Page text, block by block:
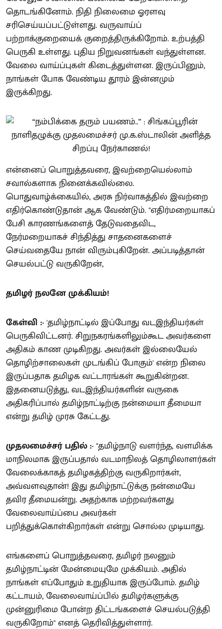
தொடங்கினோம். நிதி நிலைமை ஓரளவு
சரிசெய்யப்பட்டுள்ளது. வருவாய்ப்
பற்றாக்குறையைக் குறைத்திருக்கிறோம். உற்பத்தி
பெருகி உள்ளது. புதிய நிறுவனங்கள் வந்துள்ளன.
வேலை வாய்ப்புகள் கிடைத்துள்ளன. இருப்பினும்,
நாங்கள் போக வேண்டிய தூரம் இன்னமும்
இருக்கிறது.
என்னைப் பொறுத்தவரை, இவற்றையெல்லாம்
சவால்களாக நினைக்கவில்லை.
பொதுவாழ்க்கையில், அரசு நிர்வாகத்தில் இவற்றை
எதிர்கொண்டுதான் ஆக வேண்டும். "எதிர்மறையாகப்
பேசி காரணங்களைத் தேடுவதைவிட,
நேர்மறையாகச் சிந்தித்து சாதனைகளைச்
செய்வதையே நான் விரும்புகிறேன். அப்படித்தான்
செயல்பட்டு வருகிறேன்,
தமிழர் நலனே முக்கியம்!
கேள்வி :-'தமிழ்நாட்டில் இப்போது வடஇந்தியர்கள்
பெருகிவிட்டனர். சிறுநகரங்களிலும்கூட அவர்களை
அதிகம் காண முடிகிறது. அவர்கள் இல்லையேல்
தொழிற்சாலைகள் முடங்கிப் போகும்' என்ற நிலை
இருப்பதாக தமிழக வட்டாரங்கள் கூறுகின்றன.
இதனையடுத்து, வடஇந்தியர்களின் வருகை
அதிகரிப்பால் தமிழ்நாட்டிற்கு நன்மையா தீமையா
என்று தமிழ் முரசு கேட்டது.
முதலமைச்சர் பதில் :-"தமிழ்நாடு வளர்ந்த, வளமிக்க
மாநிலமாக இருப்பதால் வடமாநிலத் தொழிலாளர்கள்
வேலைக்காகத் தமிழகத்திற்கு வருகிறார்கள்,
அவ்வளவுதான்! இது தமிழ்நாட்டுக்கு நன்மையே
தவிர தீமையன்று. அதற்காக மற்றவர்களது
வேலைவாய்ப்பை அவர்கள்
பறித்துக்கொள்கிறார்கள் என்று சொல்ல முடியாது.
எங்களைப் பொறுத்தவரை, தமிழர் நலனும்
தமிழ்நாட்டின் மேன்மையுமே முக்கியம். அதில்
நாங்கள் எப்போதும் உறுதியாக இருப்போம். தமிழ்
கட்டாயம், வேலைவாய்ப்பில் தமிழர்களுக்கு
முன்னுரிமை போன்ற திட்டங்களைச் செயல்படுத்தி
வருகிறோம்" எனத் தெரிவித்துள்ளார்.